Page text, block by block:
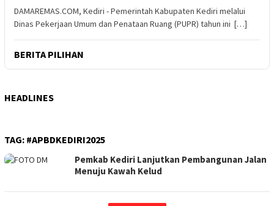
DAMAREMAS.COM, Kediri - Pemerintah Kabupaten Kediri melalui
Dinas Pekerjaan Umum dan Penataan Ruang (PUPR) tahun ini […]
BERITA PILIHAN
HEADLINES
TAG: #APBDKEDIRI2025
Pemkab Kediri Lanjutkan Pembangunan Jalan
Menuju Kawah Kelud